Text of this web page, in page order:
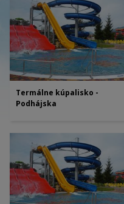
Termálne kúpalisko -
Podhájska